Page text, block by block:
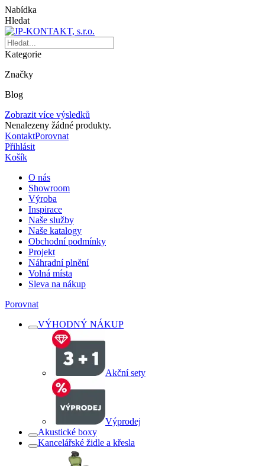
Nabídka
Hledat
Kategorie
Značky
Blog
Zobrazit více výsledků
Nenalezeny žádné produkty.
KontaktPorovnat
Přihlásit
Košík
O nás
Showroom
Výroba
Inspirace
Naše služby
Naše katalogy
Obchodní podmínky
Projekt
Náhradní plnění
Volná místa
Sleva na nákup
Porovnat
VÝHODNÝ NÁKUP
Akční sety
Výprodej
Akustické boxy
Kancelářské židle a křesla